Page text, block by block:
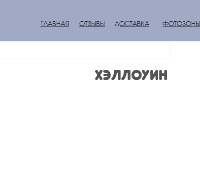
ОТЗЫВЫ
ГЛАВНАЯ ДОСТАВКА ФОТОЗОНЫ
Хэллоуин